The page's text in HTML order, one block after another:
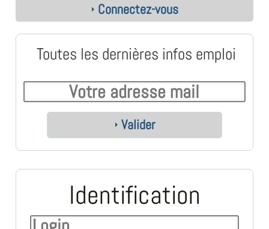
Connectez-vous
Toutes les dernières infos emploi
Valider
Identification